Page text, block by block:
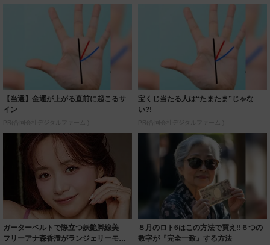
【当選】金運が上がる直前に起こるサ
イン
PR(合同会社デジタルファーム )
宝くじ当たる人は“たまたま”じゃな
い?!
PR(合同会社デジタルファーム )
ガーターベルトで際立つ妖艶脚線美
フリーアナ森香澄がランジェリーモデ
８月のロト6はこの方法で買え!!６つの
数字が『完全一致』する方法